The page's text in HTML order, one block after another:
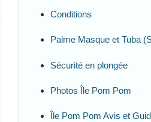
Conditions
Palme Masque et Tuba
Sécurité en plongée
Photos Île Pom Pom
Île Pom Pom Avis et